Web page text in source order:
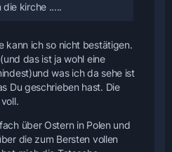
die kirche .....
kann ich so nicht bestätigen.
das ist ja wohl eine
was ich da sehe ist
Du geschrieben hast. Die
über Ostern in Polen und
die zum Bersten vollen